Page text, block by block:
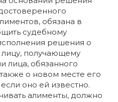
обязана в
судебному
решения о
получающему
лица, обязанного
о новом месте его
оно ей известно.
алименты, должно